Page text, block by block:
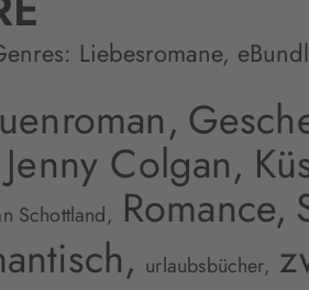
Liebesromane,
Jenny Colgan,
Schottland, Romance,
urlaubsbücher,